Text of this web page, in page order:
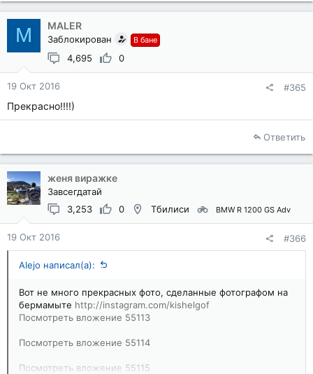
M MALER
Заблокирован В бане
4,695 0
19 Окт 2016 #365
Прекрасно!!!!)
Ответить
женя виражке
Завсегдатай
3,253
0 Тбилиси BMW R 1200 GS Adv
19 Окт 2016 #366
Alejo написал(а):
Вот не много прекрасных фото, сделанные фотографом на
бермамыте http://instagram.com/kishelgof
Посмотреть вложение 55113
Посмотреть вложение 55114
Посмотреть вложение 55115